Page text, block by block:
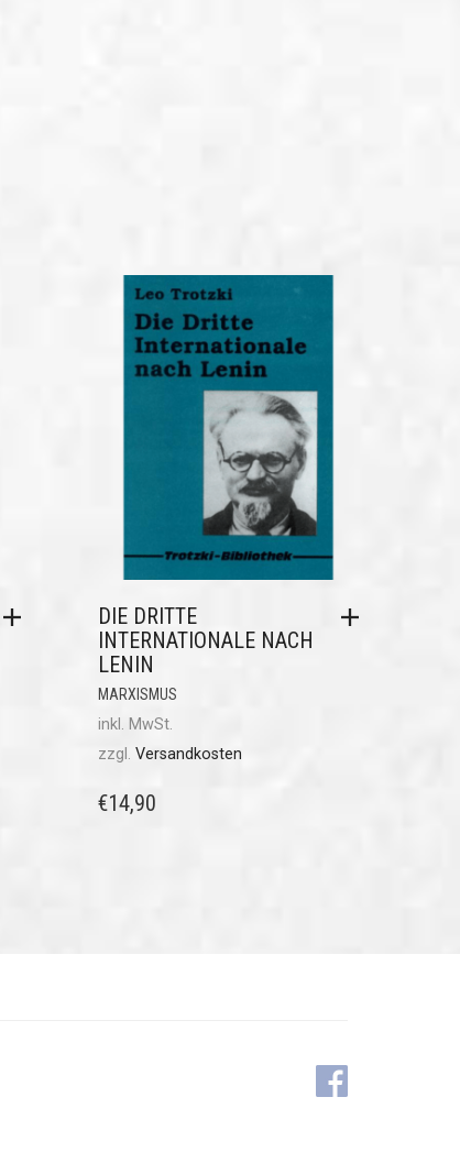
DIE DRITTE
INTERNATIONALE NACH
LENIN
MARXISMUS
inkl. MwSt.
zzgl. Versandkosten
€14,90